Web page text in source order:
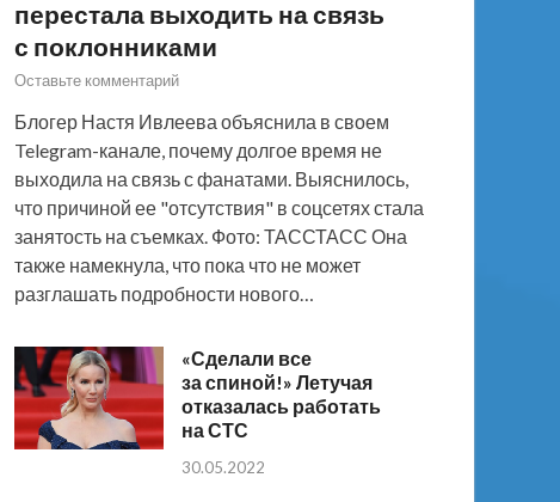
перестала выходить на связь
с поклонниками
Оставьте комментарий
Блогер Настя Ивлеева объяснила в своем
Telegram-канале, почему долгое время не
выходила на связь с фанатами. Выяснилось,
что причиной ее "отсутствия" в соцсетях стала
занятость на съемках. Фото: ТАССТАСС Она
также намекнула, что пока что не может
разглашать подробности нового…
«Сделали все
за спиной!» Летучая
отказалась работать
на СТС
30.05.2022